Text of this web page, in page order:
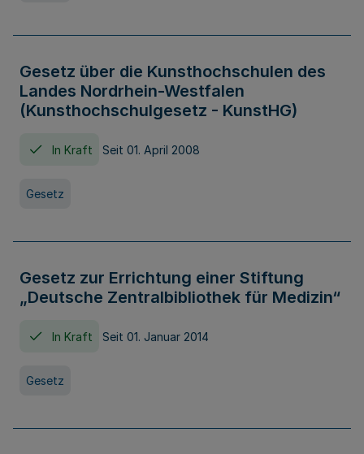
Gesetz über die Kunsthochschulen des
Landes Nordrhein-Westfalen
(Kunsthochschulgesetz - KunstHG)
In Kraft Seit 01. April 2008
Gesetz
Gesetz zur Errichtung einer Stiftung
„Deutsche Zentralbibliothek für Medizin“
In Kraft Seit 01. Januar 2014
Gesetz